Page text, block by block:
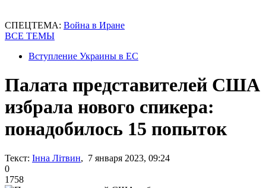
СПЕЦТЕМА: Война в Иране
ВСЕ ТЕМЫ
Вступление Украины в ЕС
Палата представителей США
избрала нового спикера:
понадобилось 15 попыток
Текст: Інна Літвин, 7 января 2023, 09:24
0
1758